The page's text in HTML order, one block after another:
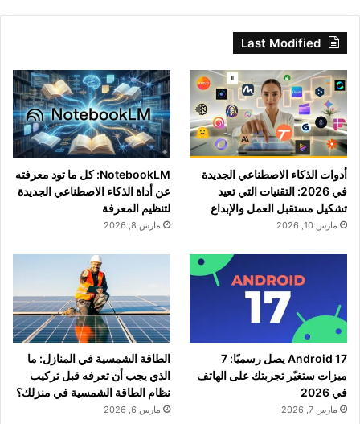
Last Modified
أدوات الذكاء الاصطناعي الجديدة
في 2026: التقنيات التي تعيد
تشكيل مستقبل العمل والإبداع
مارس 10, 2026
NotebookLM: كل ما تود معرفته
عن أداة الذكاء الاصطناعي الجديدة
لتنظيم المعرفة
مارس 8, 2026
Android 17 يصل رسميًا: 7
ميزات ستغيّر تجربتك على الهاتف
في 2026
مارس 7, 2026
الطاقة الشمسية في المنازل: ما
الذي يجب أن تعرفه قبل تركيب
نظام الطاقة الشمسية في منزلك؟
مارس 6, 2026